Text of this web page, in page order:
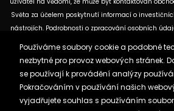
Světa za účelem poskytnutí informací o
nástrojích. Podrobnosti o zpracování osobních
dostupných na těchto internetových stránkách. U
být uvedeny informace o použitých zdrojích, datu
ke kterému se vztahují uvedené
Používáme soubory cookie a podobné
nezbytné pro provoz webových stránek.
se používají k provádění analýzy
Pokračováním v používání našich
vyjadřujete souhlas s používáním